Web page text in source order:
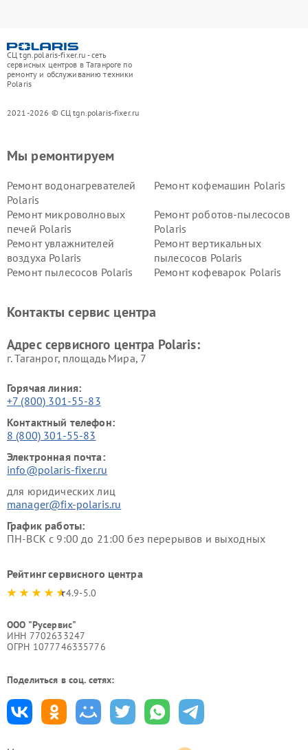
СЦ tgn.polaris-fixer.ru - сеть
сервисных центров в Таганроге по
ремонту и обслуживанию техники
Polaris
2021-2026 © СЦ tgn.polaris-fixer.ru
Мы ремонтируем
Ремонт водонагревателей
Polaris
Ремонт кофемашин Polaris
Ремонт микроволновых
печей Polaris
Ремонт роботов-пылесосов
Polaris
Ремонт увлажнителей
воздуха Polaris
Ремонт вертикальных
пылесосов Polaris
Ремонт пылесосов Polaris
Ремонт кофеварок Polaris
Контакты сервис центра
Адрес сервисного центра Polaris:
г. Таганрог, площадь Мира, 7
Горячая линия:
+7 (800) 301-55-83
Контактный телефон:
8 (800) 301-55-83
Электронная почта:
info@polaris-fixer.ru
для юридических лиц
manager@fix-polaris.ru
График работы:
ПН-ВСК с 9:00 до 21:00 без перерывов и выходных
Рейтинг сервисного центра
4.9-5.0
ООО "Русервис"
ИНН 7702633247
ОГРН 1077746335776
Поделиться в соц. сетях: